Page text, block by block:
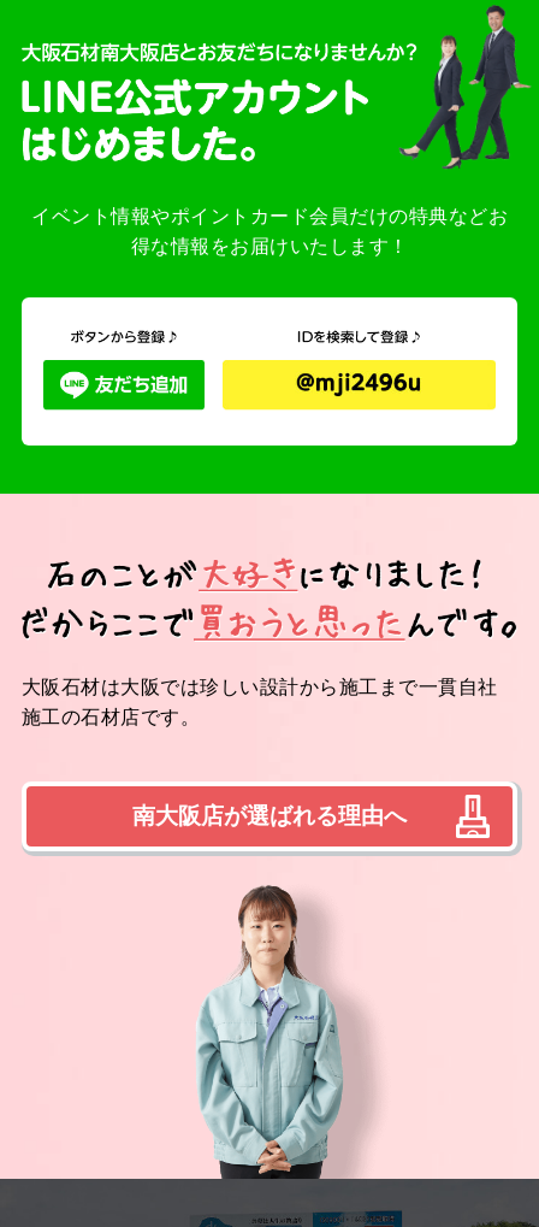
イベント情報やポイントカード会員だけの特典などお
得な情報をお届けいたします！
大阪石材は大阪では珍しい設計から施工まで一貫自社
施工の石材店です。
南大阪店が選ばれる理由へ